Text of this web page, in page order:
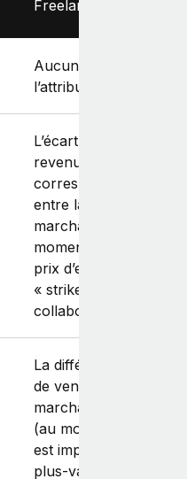
Freelances
Aucune imposition à
l’attribution.
L’écart est imposé
revenu salarial. L’écart
correspond à la
entre la juste valeur
marchande des
moment de l’exercice
prix d’exercice (ou
« strike ») payé par
collaborateur.
La différence entre le
de vente et la juste
marchande des
(au moment de
est imposée en tant
plus‑values.